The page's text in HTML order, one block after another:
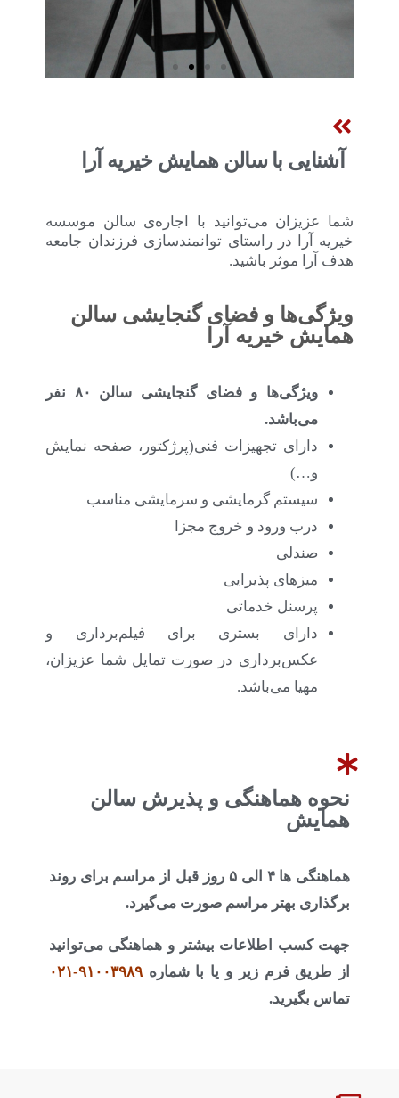
آشنایی با سالن همایش خیریه آرا
شما عزیزان می‌توانید با اجاره‌ی سالن موسسه
خیریه آرا در راستای توانمندسازی فرزندان جامعه
هدف آرا موثر باشید.
ویژگی‌ها و فضای گنجایشی سالن
همایش خیریه آرا
ویژگی‌ها و فضای گنجایشی سالن ۸۰ نفر
می‌باشد.
دارای تجهیزات فنی(پرژکتور، صفحه نمایش
و…)
سیستم گرمایشی و سرمایشی مناسب
درب ورود و خروج مجزا
صندلی
میزهای پذیرایی
پرسنل خدماتی
دارای بستری برای فیلم‌برداری و
عکس‌برداری در صورت تمایل شما عزیزان،
مهیا می‌باشد.
نحوه هماهنگی و پذیرش سالن
همایش
هماهنگی ها ۴ الی ۵ روز قبل از مراسم برای روند
برگذاری بهتر مراسم صورت می‌گیرد.
جهت کسب اطلاعات بیشتر و هماهنگی می‌توانید
از طریق فرم زیر و یا با شماره۹۱۰۰۳۹۸۹-۰۲۱
تماس بگیرید.